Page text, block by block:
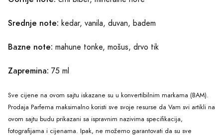
Srednje note: kedar, vanila, duvan, badem
Bazne note: mahune tonke, mošus, drvo tik
Zapremina: 75 ml
Sve cijene na ovom sajtu iskazane su u konvertibilnim markama (BAM).
Prodaja Parfema maksimalno koristi sve svoje resurse da Vam svi artikli na
ovom sajtu budu prikazani sa ispravnim nazivima specifikacija,
fotografijama i cijenama. Ipak, ne možemo garantovati da su sve